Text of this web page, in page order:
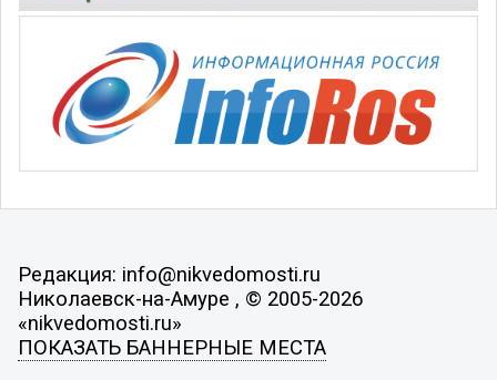
Редакция: info@nikvedomosti.ru
Николаевск-на-Амуре , © 2005-2026
«nikvedomosti.ru»
ПОКАЗАТЬ БАННЕРНЫЕ МЕСТА